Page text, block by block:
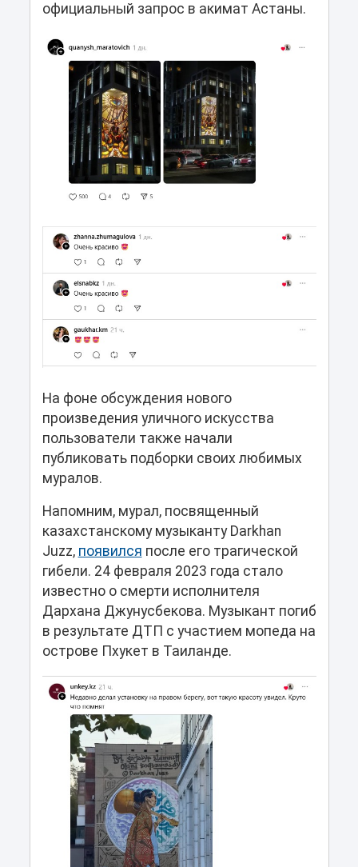
официальный запрос в акимат Астаны.
На фоне обсуждения нового
произведения уличного искусства
пользователи также начали
публиковать подборки своих любимых
муралов.
Напомним, мурал, посвященный
казахстанскому музыканту Darkhan
Juzz, появился после его трагической
гибели. 24 февраля 2023 года стало
известно о смерти исполнителя
Дархана Джунусбекова. Музыкант погиб
в результате ДТП с участием мопеда на
острове Пхукет в Таиланде.